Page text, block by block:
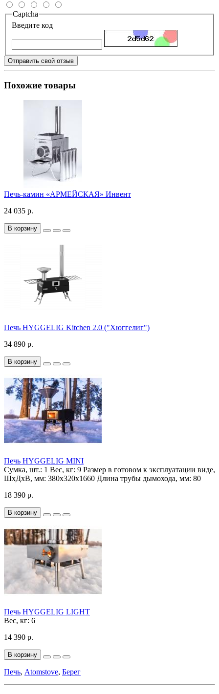
Captcha
Введите код
Отправить свой отзыв
Похожие товары
Печь-камин «АРМЕЙСКАЯ» Инвент
24 035 р.
В корзину
Печь HYGGELIG Kitchen 2.0 ("Хюггелиг")
34 890 р.
В корзину
Печь HYGGELIG MINI
Сумка, шт.: 1 Вес, кг: 9 Размер в готовом к эксплуатации виде,
ШхДхВ, мм: 380х320х1660 Длина трубы дымохода, мм: 80
18 390 р.
В корзину
Печь HYGGELIG LIGHT
Вес, кг: 6
14 390 р.
В корзину
Печь, Atomstove, Берег